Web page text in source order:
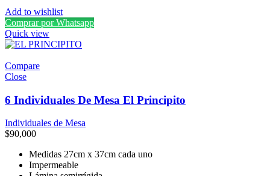
Add to wishlist
Comprar por Whatsapp
Quick view
Compare
Close
6 Individuales De Mesa El Principito
Individuales de Mesa
$90,000
Medidas 27cm x 37cm cada uno
Impermeable